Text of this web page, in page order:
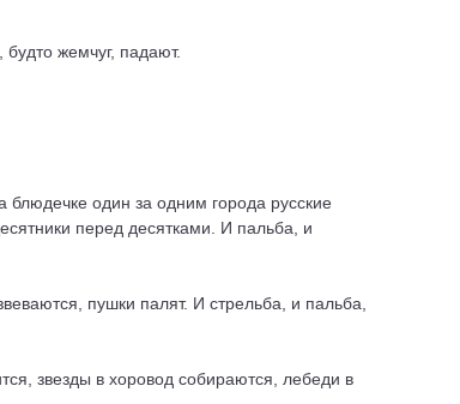
жемчуг, падают.
один за одним города русские
перед десятками. И пальба, и
пушки палят. И стрельба, и пальба,
звезды в хоровод собираются, лебеди в